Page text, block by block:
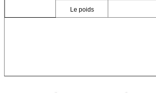
Le poids